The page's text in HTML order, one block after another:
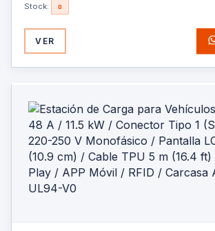
Stock: 0
VER